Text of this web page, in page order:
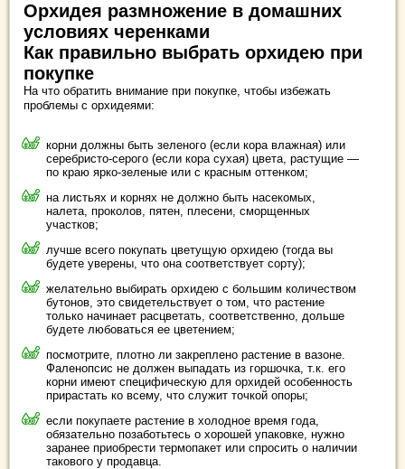
Орхидея размножение в домашних
условиях черенками
Как правильно выбрать орхидею при
покупке
На что обратить внимание при покупке, чтобы избежать
проблемы с орхидеями:
корни должны быть зеленого (если кора влажная) или
серебристо-серого (если кора сухая) цвета, растущие —
по краю ярко-зеленые или с красным оттенком;
на листьях и корнях не должно быть насекомых,
налета, проколов, пятен, плесени, сморщенных
участков;
лучше всего покупать цветущую орхидею (тогда вы
будете уверены, что она соответствует сорту);
желательно выбирать орхидею с большим количеством
бутонов, это свидетельствует о том, что растение
только начинает расцветать, соответственно, дольше
будете любоваться ее цветением;
посмотрите, плотно ли закреплено растение в вазоне.
Фаленопсис не должен выпадать из горшочка, т.к. его
корни имеют специфическую для орхидей особенность
прирастать ко всему, что служит точкой опоры;
если покупаете растение в холодное время года,
обязательно позаботьтесь о хорошей упаковке, нужно
заранее приобрести термопакет или спросить о наличии
такового у продавца.